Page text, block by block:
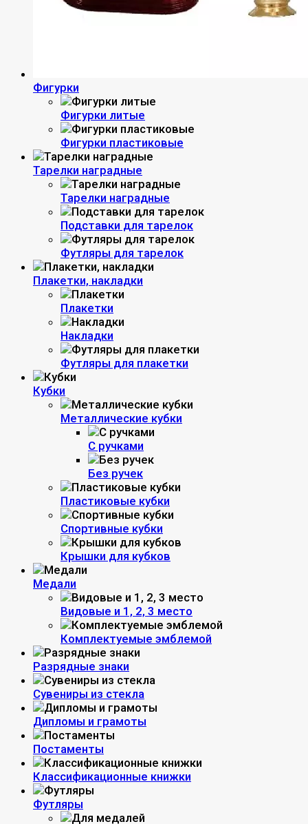
Фигурки
Фигурки литые
Фигурки пластиковые
Тарелки наградные
Тарелки наградные
Подставки для тарелок
Футляры для тарелок
Плакетки, накладки
Плакетки
Накладки
Футляры для плакетки
Кубки
Металлические кубки
С ручками
Без ручек
Пластиковые кубки
Спортивные кубки
Крышки для кубков
Медали
Видовые и 1, 2, 3 место
Комплектуемые эмблемой
Разрядные знаки
Сувениры из стекла
Дипломы и грамоты
Постаменты
Классификационные книжки
Футляры